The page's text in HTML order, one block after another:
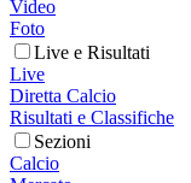
Video
Foto
Live e Risultati
Live
Diretta Calcio
Risultati e Classifiche
Sezioni
Calcio